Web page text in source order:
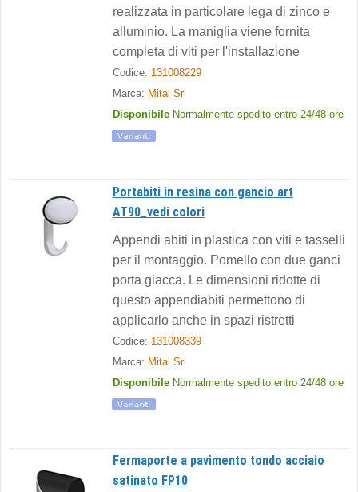
realizzata in particolare lega di zinco e
alluminio. La maniglia viene fornita
completa di viti per l'installazione
Codice: 131008229
Marca: Mital Srl
Disponibile Normalmente spedito entro 24/48 ore
Portabiti in resina con gancio art
AT90_vedi colori
Appendi abiti in plastica con viti e tasselli
per il montaggio. Pomello con due ganci
porta giacca. Le dimensioni ridotte di
questo appendiabiti permettono di
applicarlo anche in spazi ristretti
Codice: 131008339
Marca: Mital Srl
Disponibile Normalmente spedito entro 24/48 ore
Fermaporte a pavimento tondo acciaio
satinato FP10